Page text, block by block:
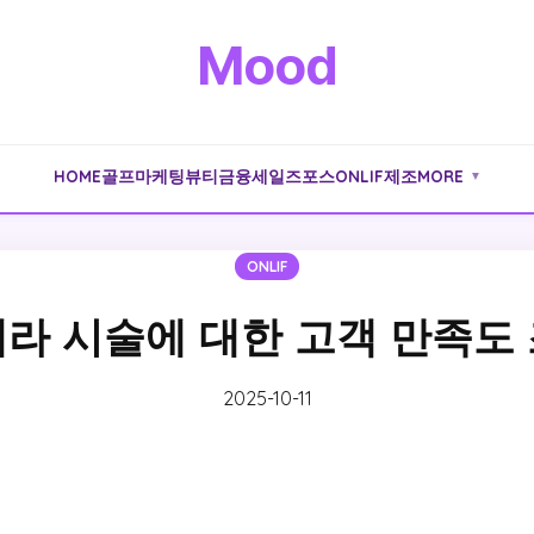
Mood
HOME골프마케팅뷰티금융세일즈포스ONLIF제조MORE ▼
ONLIF
시술에 대한 고객 만족도
2025-10-11